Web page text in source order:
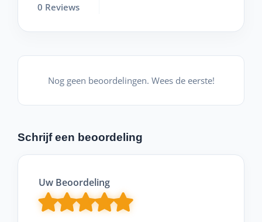
0 Reviews
Nog geen beoordelingen. Wees de eerste!
Schrijf een beoordeling
Uw Beoordeling